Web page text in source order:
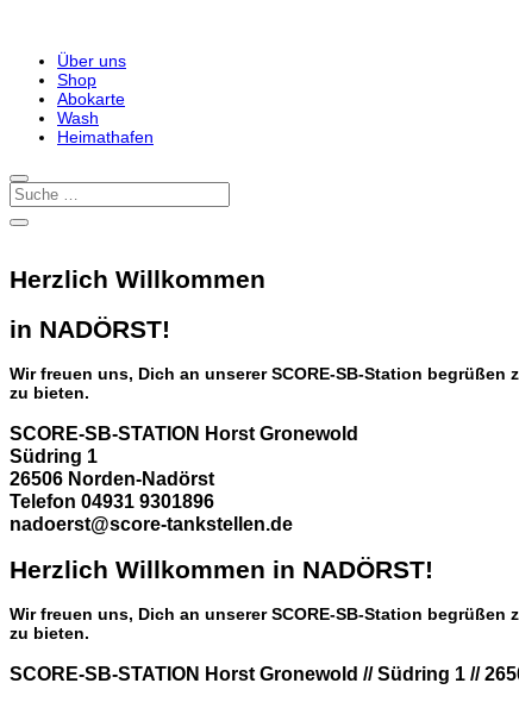
Über uns
Shop
Abokarte
Wash
Heimathafen
Herzlich Willkommen
in NADÖRST!
Wir freuen uns, Dich an unserer SCORE-SB-Station
zu bieten.
SCORE-SB-STATION Horst Gronewold
Südring 1
26506 Norden-Nadörst
Telefon 04931 9301896
nadoerst@score-tankstellen.de
Herzlich Willkommen in NADÖRST!
Wir freuen uns, Dich an unserer SCORE-SB-Station
zu bieten.
SCORE-SB-STATION Horst Gronewold // Südring 1 //